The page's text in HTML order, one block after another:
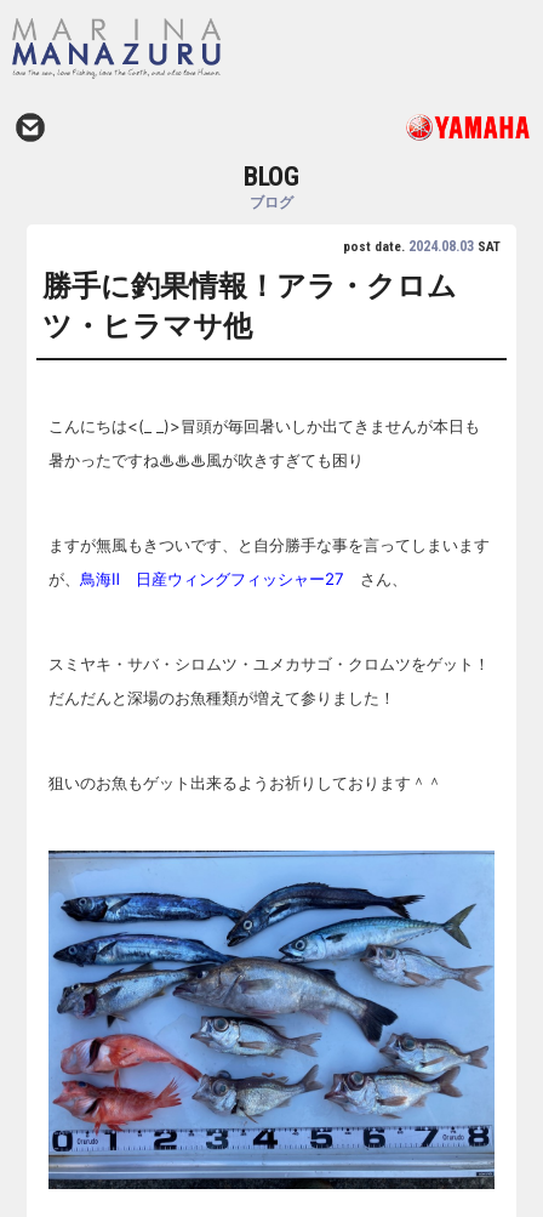
BLOG
ブログ
post date. 2024.08.03SAT
勝手に釣果情報！アラ・クロム
ツ・ヒラマサ他
こんにちは<(_ _)>冒頭が毎回暑いしか出てきませんが本日も
暑かったですね♨♨♨風が吹きすぎても困り
ますが無風もきついです、と自分勝手な事を言ってしまいます
が、 鳥海Ⅱ 日産ウィングフィッシャー27 さん、
スミヤキ・サバ・シロムツ・ユメカサゴ・クロムツをゲット！
だんだんと深場のお魚種類が増えて参りました！
狙いのお魚もゲット出来るようお祈りしております＾＾